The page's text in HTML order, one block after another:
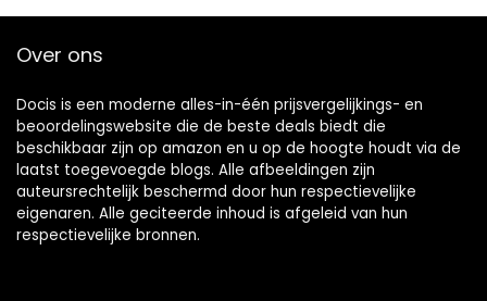
Over ons
Docis is een moderne alles-in-één prijsvergelijkings- en
beoordelingswebsite die de beste deals biedt die
beschikbaar zijn op amazon en u op de hoogte houdt via de
laatst toegevoegde blogs. Alle afbeeldingen zijn
auteursrechtelijk beschermd door hun respectievelijke
eigenaren. Alle geciteerde inhoud is afgeleid van hun
respectievelijke bronnen.